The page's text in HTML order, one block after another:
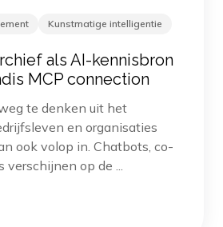
Kunstmatige intelligentie
als AI-kennisbron
MCP connection
te denken uit het
en organisaties
ook volop in. Chatbots, co-
op de ...